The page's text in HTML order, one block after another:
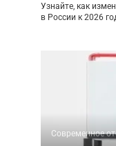
Узнайте, как
в России к 2026
Современное